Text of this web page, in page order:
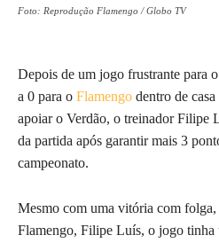
Foto: Reprodução Flamengo / Globo TV
Depois de um jogo frustrante para
a 0 para o Flamengo dentro de
apoiar o Verdão, o treinador Filipe
da partida após garantir mais 3
campeonato.
Mesmo com uma vitória com
Flamengo, Filipe Luís, o jogo tinha